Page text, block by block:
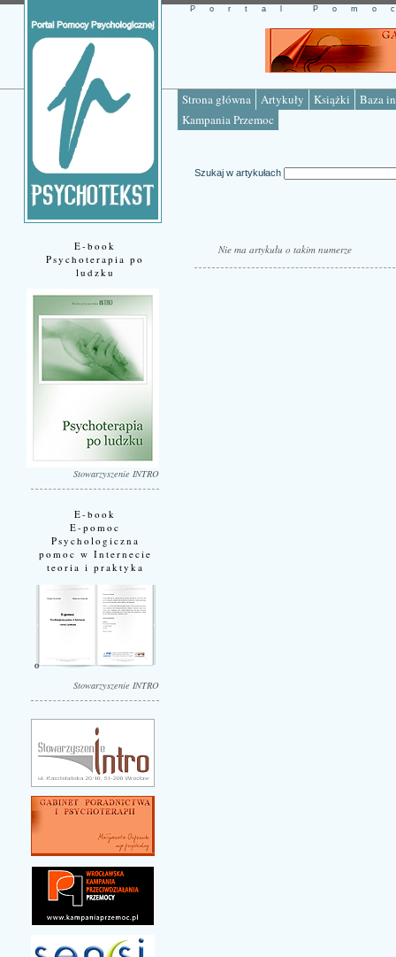
Strona główna Artykuły Książki
Baza
Kampania Przemoc
Portal
E-book
Psychoterapia po
ludzku
Stowarzyszenie INTRO
E-book
E-pomoc
Psychologiczna
pomoc w Internecie
teoria i praktyka
Stowarzyszenie INTRO
Szukaj w artykułach
Nie ma artykułu o takim numerze